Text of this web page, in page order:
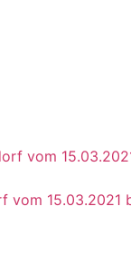
vom 15.03.2021